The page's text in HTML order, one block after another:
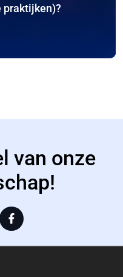
praktijken)?
van onze